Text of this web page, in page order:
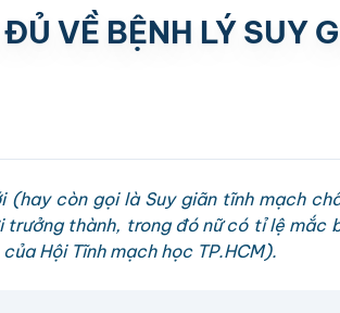
VỀ BỆNH LÝ SUY
(hay còn gọi là Suy giãn tĩnh mạch
trưởng thành, trong đó nữ có tỉ lệ mắc
Hội Tĩnh mạch học TP.HCM).